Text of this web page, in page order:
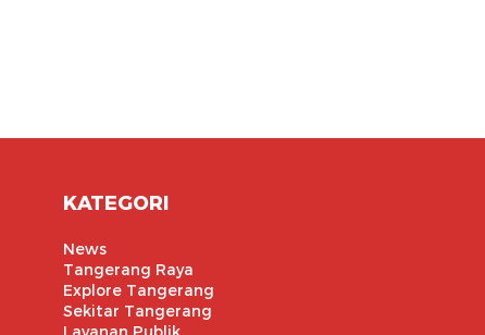
KATEGORI
News
Tangerang Raya
Explore Tangerang
Sekitar Tangerang